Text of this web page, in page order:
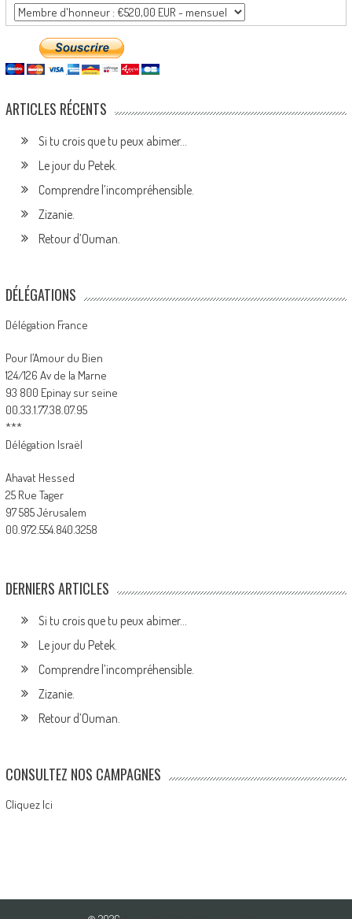
ARTICLES RÉCENTS
Si tu crois que tu peux abimer…
Le jour du Petek.
Comprendre l’incompréhensible.
Zizanie.
Retour d’Ouman.
DÉLÉGATIONS
Délégation France
Pour l’Amour du Bien
124/126 Av de la Marne
93 800 Epinay sur seine
00.33.1.77.38.07.95
***
Délégation Israël
Ahavat Hessed
25 Rue Tager
97 585 Jérusalem
00.972.554.840.3258
DERNIERS ARTICLES
Si tu crois que tu peux abimer…
Le jour du Petek.
Comprendre l’incompréhensible.
Zizanie.
Retour d’Ouman.
CONSULTEZ NOS CAMPAGNES
Cliquez Ici